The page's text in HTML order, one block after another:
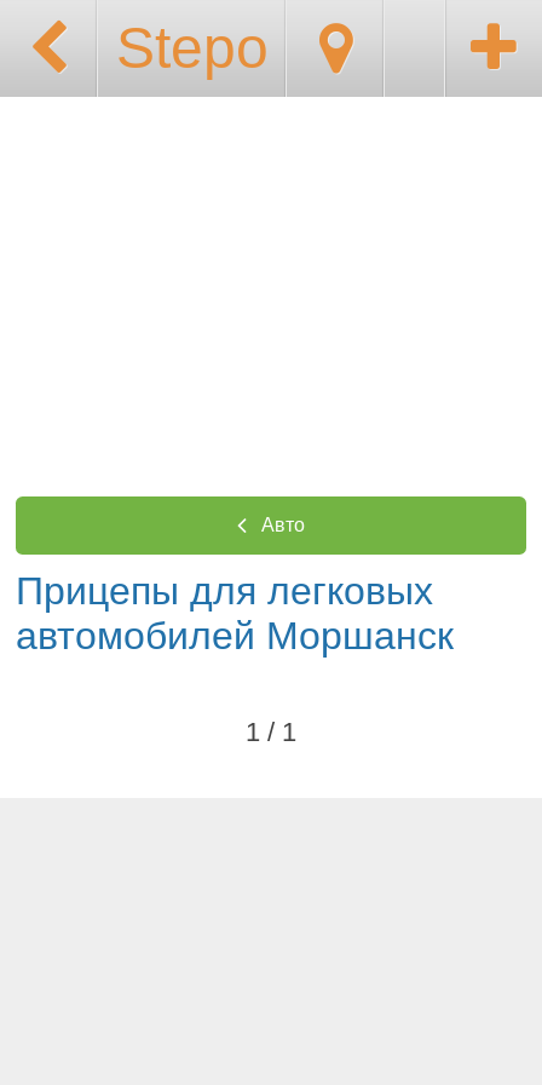
Stepo
Авто
Прицепы для легковых
автомобилей Моршанск
1 / 1